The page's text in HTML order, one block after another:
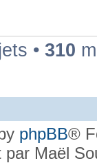
• 310
phpBB®
par Maël